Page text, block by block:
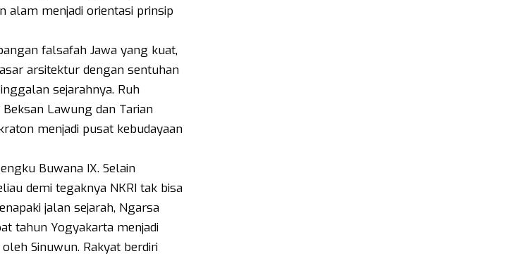
alam menjadi orientasi prinsip
falsafah Jawa yang kuat,
arsitektur dengan sentuhan
sejarahnya. Ruh
Lawung dan Tarian
menjadi pusat kebudayaan
Buwana IX. Selain
demi tegaknya NKRI tak bisa
jalan sejarah, Ngarsa
tahun Yogyakarta menjadi
Sinuwun. Rakyat berdiri